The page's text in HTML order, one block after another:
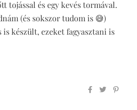
tojással és egy kevés tormával.
(és sokszor tudom is 😅)
készült, ezeket fagyasztani is